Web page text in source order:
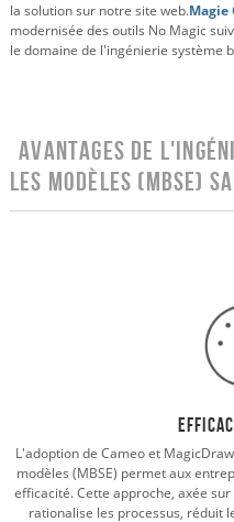
la solution sur notre site web.Magie
modernisée des outils No Magic
le domaine de l'ingénierie système
Avantages de
les modèles (MBSE)
L'adoption de Cameo et
modèles (MBSE) permet aux
efficacité. Cette approche, axée
rationalise les processus, réduit